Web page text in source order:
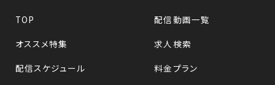
TOP
配信動画一覧
オススメ特集
求人検索
配信スケジュール
料金プラン